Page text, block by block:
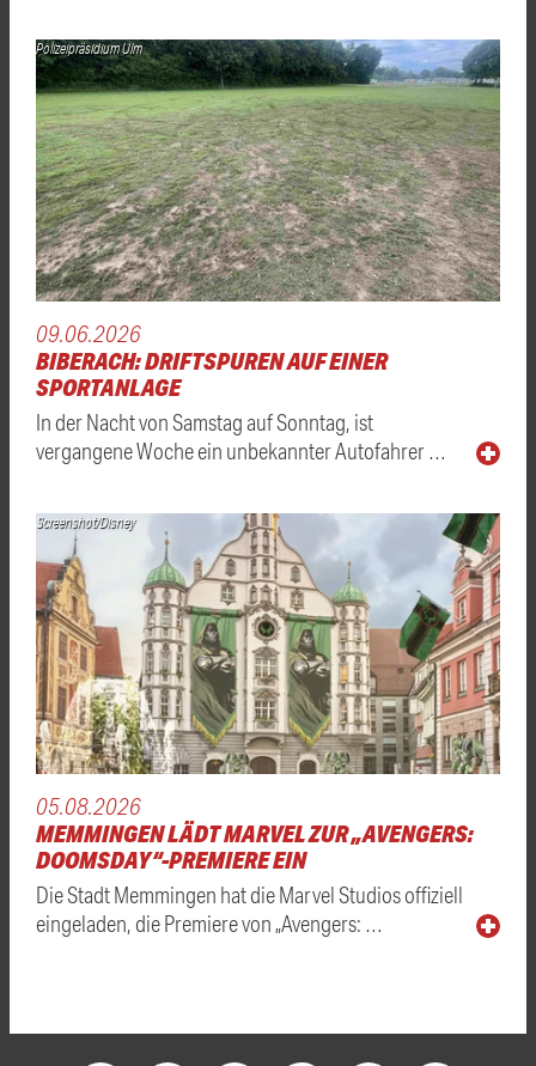
Polizeipräsidium Ulm
09.06.2026
BIBERACH: DRIFTSPUREN AUF EINER
SPORTANLAGE
In der Nacht von Samstag auf Sonntag, ist
vergangene Woche ein unbekannter Autofahrer …
Screenshot/Disney
05.08.2026
MEMMINGEN LÄDT MARVEL ZUR „AVENGERS:
DOOMSDAY“-PREMIERE EIN
Die Stadt Memmingen hat die Marvel Studios offiziell
eingeladen, die Premiere von „Avengers: …